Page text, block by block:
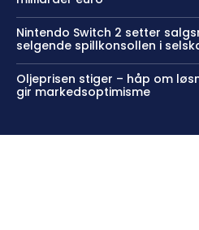
Nintendo Switch 2 setter
selgende spillkonsollen i
Oljeprisen stiger – håp om
gir markedsoptimisme